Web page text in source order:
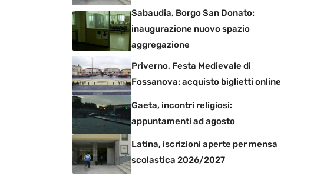
Sabaudia, Borgo San Donato:
inaugurazione nuovo spazio
aggregazione
Priverno, Festa Medievale di
Fossanova: acquisto biglietti online
Gaeta, incontri religiosi:
appuntamenti ad agosto
Latina, iscrizioni aperte per mensa
scolastica 2026/2027